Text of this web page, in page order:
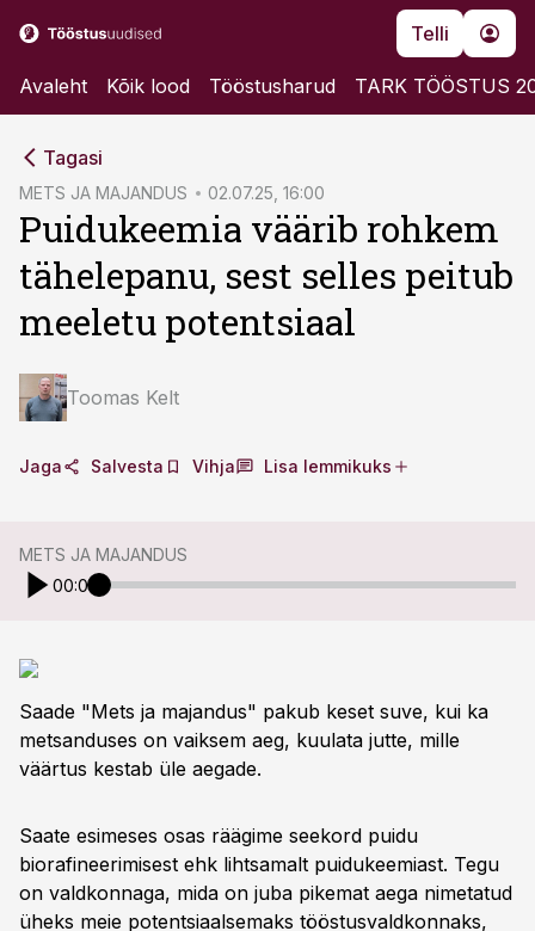
Telli
Avaleht Kõik lood Tööstusharud TARK TÖÖSTUS
Tagasi
METS JA MAJANDUS 02.07.25, 16:00
Puidukeemia väärib rohkem
tähelepanu, sest selles peitub
meeletu potentsiaal
Toomas Kelt
Jaga Salvesta Vihja Lisa lemmikuks
METS JA MAJANDUS
00:00
Saade "Mets ja majandus" pakub keset suve, kui ka
metsanduses on vaiksem aeg, kuulata jutte, mille
väärtus kestab üle aegade.
Saate esimeses osas räägime seekord puidu
biorafineerimisest ehk lihtsamalt puidukeemiast. Tegu
on valdkonnaga, mida on juba pikemat aega nimetatud
üheks meie potentsiaalsemaks tööstusvaldkonnaks,